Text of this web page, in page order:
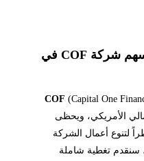
كل ما تحتاج معرفته عن سهم شركة COF في
(Capital One
الأمريكي، ويحظى
لتنوع أعمال الشركة
سنقدم تغطية شاملة